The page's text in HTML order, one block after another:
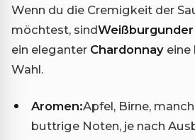
Wenn du die Cremigkeit der
möchtest, sindWeißburgunder
ein eleganter Chardonnay eine
Wahl.
Aromen:Apfel, Birne,
buttrige Noten, je nach